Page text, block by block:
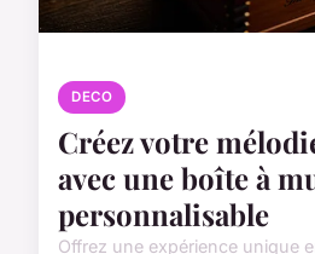
DECO
Créez votre
avec une boîte à
personnalisable
Offrez une expérience unique